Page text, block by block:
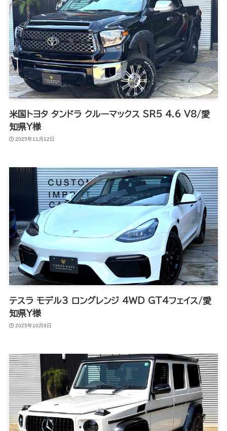
米国トヨタ タンドラ クルーマックス SR5 4.6 V8/愛
知県Y様
2025年11月12日
テスラ モデル3 ロングレンジ 4WD GT4フェイス/愛
知県Y様
2025年10月9日